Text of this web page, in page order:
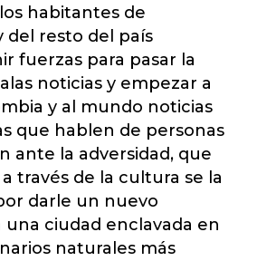
habitantes de
del resto del país
fuerzas para pasar la
noticias y empezar a
y al mundo noticias
que hablen de personas
ante la adversidad, que
través de la cultura se la
darle un nuevo
ciudad enclavada en
naturales más